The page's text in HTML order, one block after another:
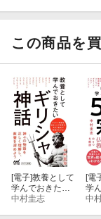
この商品を
[電子]教養として
学んでおきたい
ギリシャ神話
中村圭志
[電
学
５
中